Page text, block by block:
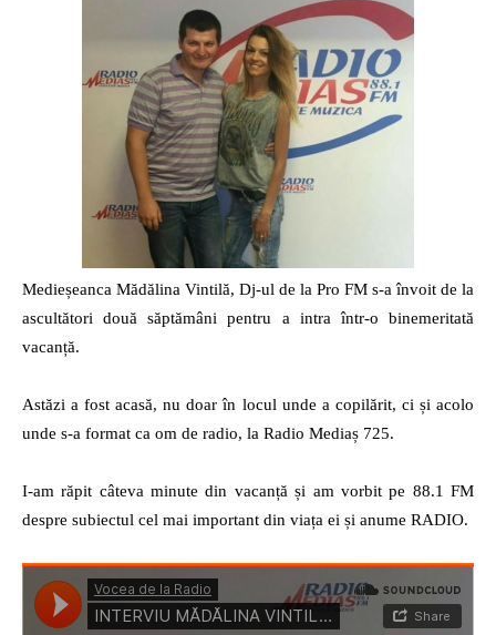
radio
Medieșeanca Mădălina Vintilă, Dj-ul de la Pro FM s-a învoit de la
ascultători două săptămâni pentru a intra într-o binemeritată
vacanță.
Astăzi a fost acasă, nu doar în locul unde a copilărit, ci și acolo
unde s-a format ca om de radio, la Radio Mediaș 725.
I-am răpit câteva minute din vacanță și am vorbit pe 88.1 FM
despre subiectul cel mai important din viața ei și anume RADIO.